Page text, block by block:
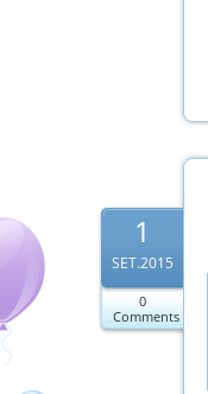
1
SET.2015
0
Comments